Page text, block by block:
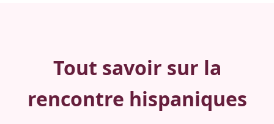
Tout savoir sur la
rencontre hispaniques